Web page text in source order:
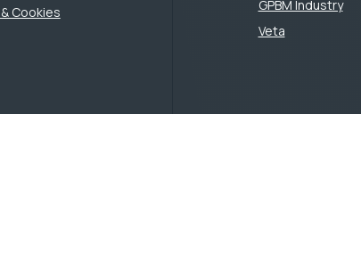
Cookies
GPBM Industry
Veta